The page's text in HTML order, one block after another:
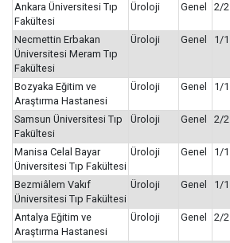
Ankara Üniversitesi Tıp
Fakültesi
Üroloji Genel 2/2
Necmettin Erbakan
Üniversitesi Meram Tıp
Fakültesi
Üroloji Genel 1/1
Bozyaka Eğitim ve
Araştırma Hastanesi
Üroloji Genel 1/1
Samsun Üniversitesi Tıp
Fakültesi
Üroloji Genel 2/2
Manisa Celal Bayar
Üniversitesi Tıp Fakültesi
Üroloji Genel 1/1
Bezmiâlem Vakıf
Üniversitesi Tıp Fakültesi
Üroloji Genel 1/1
Antalya Eğitim ve
Araştırma Hastanesi
Üroloji Genel 2/2